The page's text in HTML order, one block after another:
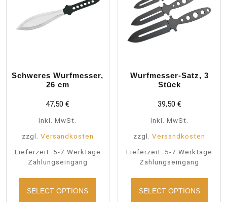
Produktseite
werden
Schweres Wurfmesser,
26 cm
47,50€
inkl. MwSt.
zzgl. Versandkosten
Lieferzeit: 5-7 Werktage
Zahlungseingang
SELECT OPTIONS
Wurfmesser-Satz, 3
Stück
39,50 €
inkl. MwSt.
zzgl.Versandkosten
Lieferzeit: 5-7 Werktage
Zahlungseingang
SELECT OPTIONS